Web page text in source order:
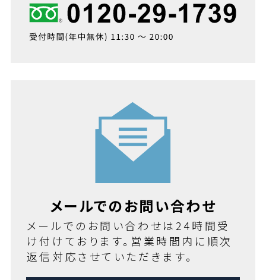
メールでのお問い合わせ
メールでのお問い合わせは24時間受
け付けております。営業時間内に順次
返信対応させていただきます。